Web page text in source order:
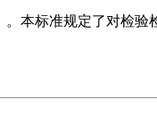
。本标准规定了对检验